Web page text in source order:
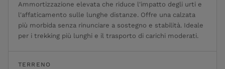
Ammortizzazione elevata che riduce l'impatto degli urti e
l'affaticamento sulle lunghe distanze. Offre una calzata
più morbida senza rinunciare a sostegno e stabilità. Ideale
per i trekking più lunghi e il trasporto di carichi moderati.
TERRENO